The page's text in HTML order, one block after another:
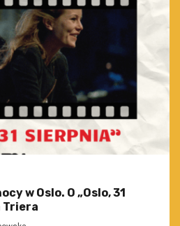
w Oslo. O „Oslo, 31
Triera